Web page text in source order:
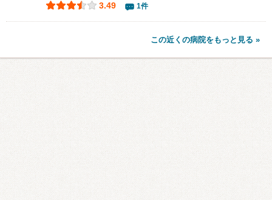
3.49 1件
この近くの病院をもっと見る »